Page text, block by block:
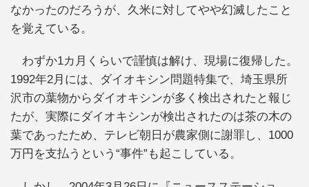
なかったのだろうが、久米に対してやや幻滅したこと
を覚えている。
わずか1カ月くらいで謹慎は解け、現場に復帰した。
1992年2月には、ダイオキシン問題特集で、埼玉県所
沢市の葉物からダイオキシンが多く検出されたと報じ
たが、実際にダイオキシンが検出されたのは茶の木の
葉であったため、テレビ朝日が農家側に謝罪し、1000
万円を支払うという“事件”も起こしている。